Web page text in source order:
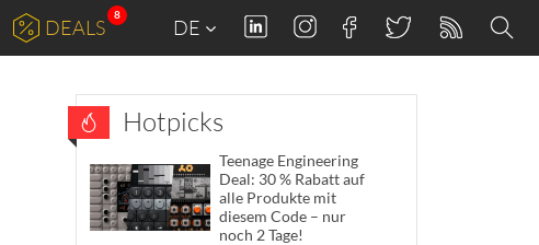
DEALS
8
DE
Hotpicks
Teenage Engineering
Deal: 30 % Rabatt auf
alle Produkte mit
diesem Code – nur
noch 2 Tage!